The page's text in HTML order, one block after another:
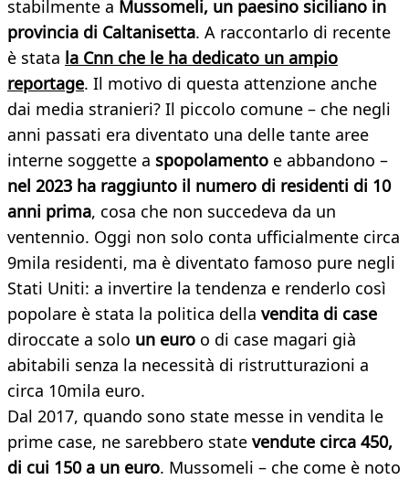
stabilmente a Mussomeli, un paesino siciliano in
provincia di Caltanisetta. A raccontarlo di recente
è stata la Cnn che le ha dedicato un ampio
reportage. Il motivo di questa attenzione anche
dai media stranieri? Il piccolo comune – che negli
anni passati era diventato una delle tante aree
interne soggette a spopolamento e abbandono –
nel 2023 ha raggiunto il numero di residenti di 10
anni prima, cosa che non succedeva da un
ventennio. Oggi non solo conta ufficialmente circa
9mila residenti, ma è diventato famoso pure negli
Stati Uniti: a invertire la tendenza e renderlo così
popolare è stata la politica della vendita di case
diroccate a solo un euro o di case magari già
abitabili senza la necessità di ristrutturazioni a
circa 10mila euro.
Dal 2017, quando sono state messe in vendita le
prime case, ne sarebbero state vendute circa 450,
di cui 150 a un euro. Mussomeli – che come è noto